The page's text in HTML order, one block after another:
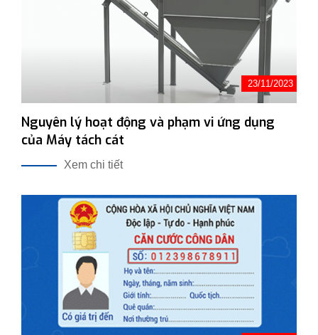
23/11/2023
Nguyên lý hoạt động và phạm vi ứng dụng
của Máy tách cát
Xem chi tiết